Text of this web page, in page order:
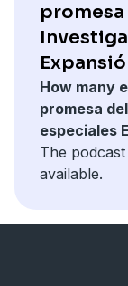
A lo largo de
de las
por parte de
situación en la
para prevenir y
que un sismo
ciudad.
promesa
How many
promesa
especiales
The
available.